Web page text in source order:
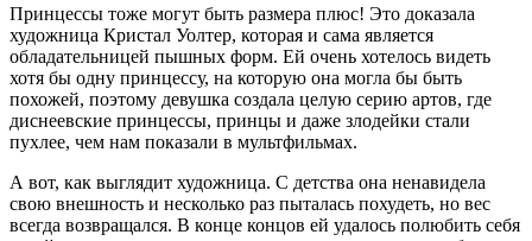
Принцессы тоже могут быть размера плюс! Это доказала
художница Кристал Уолтер, которая и сама является
обладательницей пышных форм. Ей очень хотелось видеть
хотя бы одну принцессу, на которую она могла бы быть
похожей, поэтому девушка создала целую серию артов, где
диснеевские принцессы, принцы и даже злодейки стали
пухлее, чем нам показали в мультфильмах.
А вот, как выглядит художница. С детства она ненавидела
свою внешность и несколько раз пыталась похудеть, но вес
всегда возвращался. В конце концов ей удалось полюбить себя